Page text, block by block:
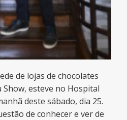
de lojas de chocolates
Show, esteve no Hospital
deste sábado, dia 25.
de conhecer e ver de